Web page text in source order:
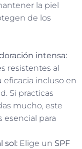
la piel
de los
intensa:
resistentes al
incluso en
Si practicas
mucho, este
esencial para
sol: Elige un SPF